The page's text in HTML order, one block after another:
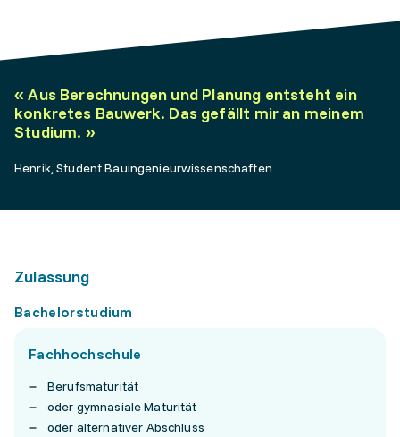
«Aus Berechnungen und Planung entsteht ein
konkretes Bauwerk. Das gefällt mir an meinem
Studium. »
Henrik, Student Bauingenieurwissenschaften
Zulassung
Bachelorstudium
Fachhochschule
Berufsmaturität
oder gymnasiale Maturität
oder alternativer Abschluss